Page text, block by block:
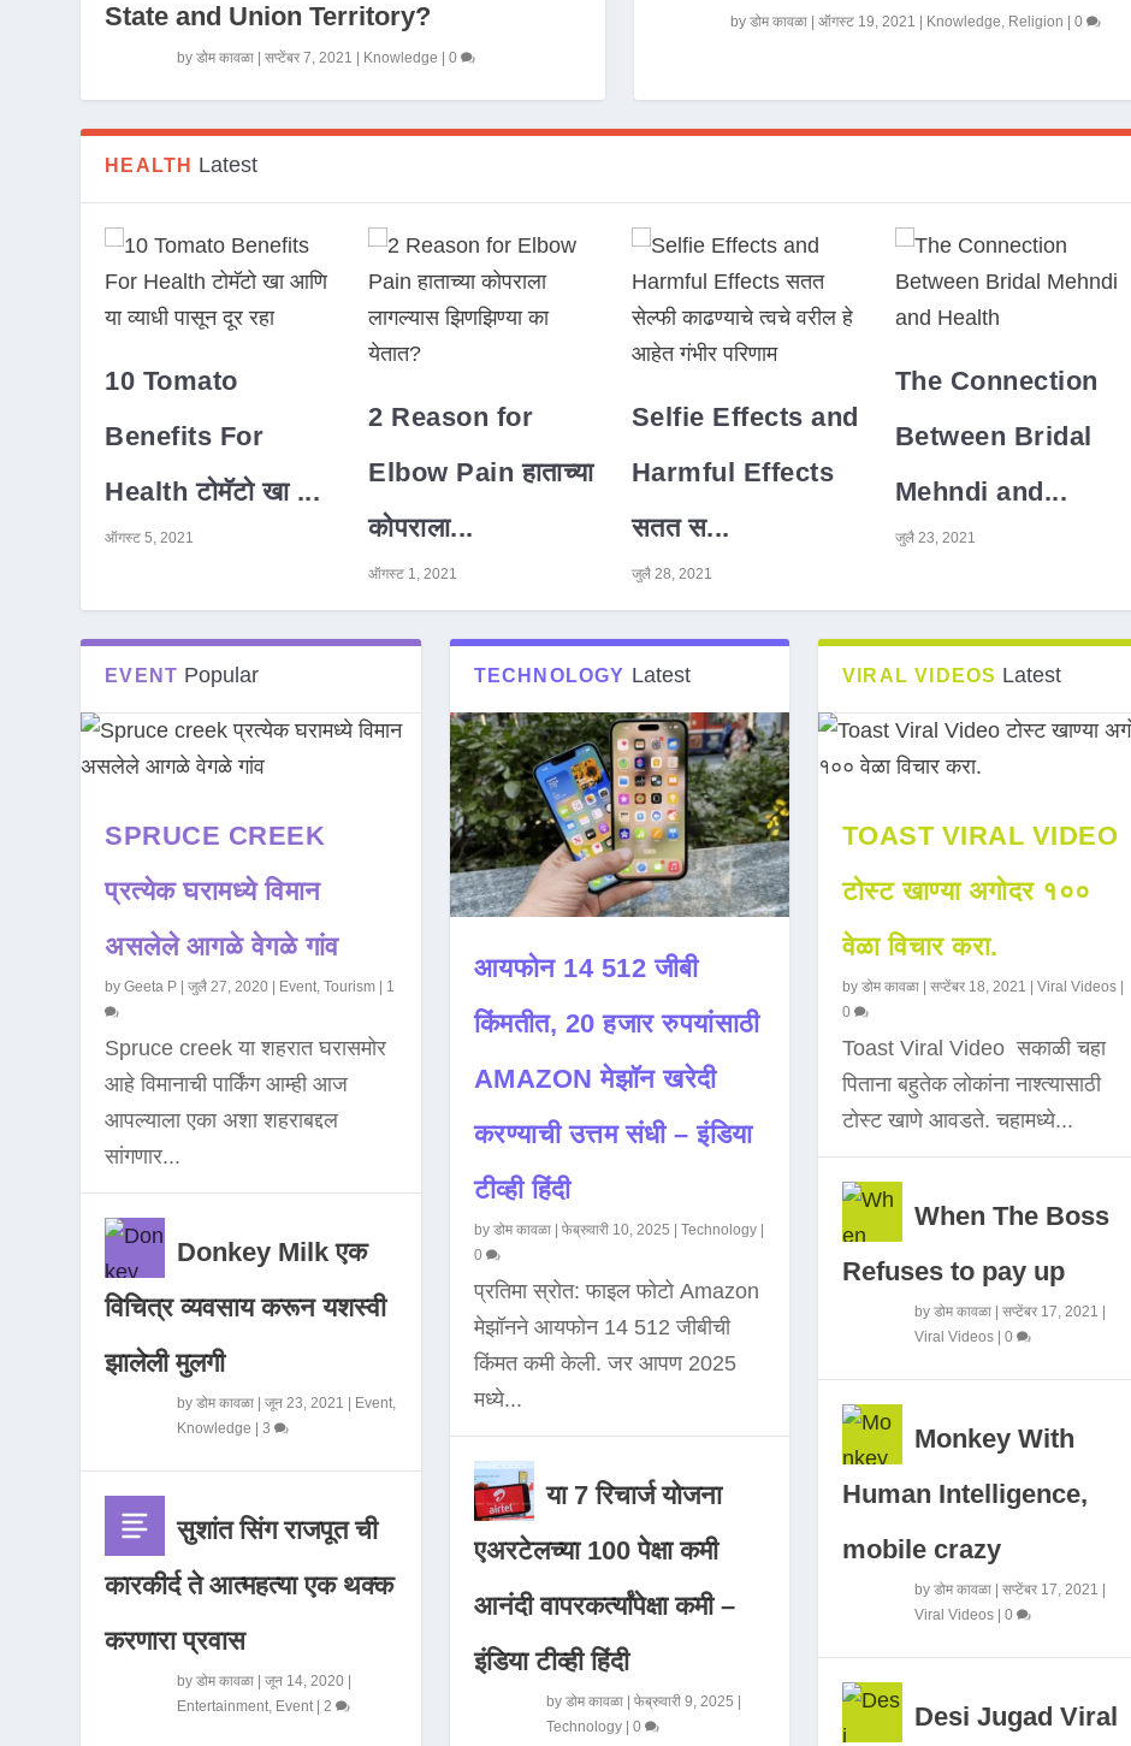
State and Union Territory?
byडोम कावळा |सप्टेंबर 7, 2021 Knowledge |0
by डोम कावळा| ऑगस्ट 19, 2021 Knowledge, Religion 0
HEALTH Latest
10 Tomato
Benefits For
Health टोमॅटो खा ...
ऑगस्ट 5, 2021
2 Reason for
Elbow Pain हाताच्या
कोपराला...
ऑगस्ट 1, 2021
Selfie Effects and
Harmful Effects
सतत स...
जुलै 28, 2021
The Connection
Between Bridal
Mehndi and...
जुलै 23, 2021
EVENT Popular
SPRUCE CREEK
प्रत्येक घरामध्ये विमान
असलेले आगळे वेगळे गांव
byGeeta P |जुलै 27, 2020 Event,Tourism 1
Spruce creek या शहरात घरासमोर
आहे विमानाची पार्किंग आम्ही आज
आपल्याला एका अशा शहराबद्दल
सांगणार...
Donkey Milk एक
विचित्र व्यवसाय करून यशस्वी
झालेली मुलगी
byडोम कावळा |जून 23, 2021 Event,
Knowledge |3
सुशांत सिंग राजपूत ची
कारकीर्द ते आत्महत्या एक थक्क
करणारा प्रवास
byडोम कावळा |जून 14, 2020
Entertainment, Event|2
TECHNOLOGY Latest
आयफोन 14 512 जीबी
किंमतीत, 20 हजार रुपयांसाठी
AMAZON मेझॉन खरेदी
करण्याची उत्तम संधी – इंडिया
टीव्ही हिंदी
by डोम कावळा| फेब्रुवारी 10, 2025 | Technology|
0
प्रतिमा स्रोत: फाइल फोटो Amazon
मेझॉनने आयफोन 14 512 जीबीची
किंमत कमी केली. जर आपण 2025
मध्ये...
या 7 रिचार्ज योजना
एअरटेलच्या 100 पेक्षा कमी
आनंदी वापरकर्त्यांपेक्षा कमी –
इंडिया टीव्ही हिंदी
by डोम कावळा| फेब्रुवारी 9, 2025 |
Technology| 0
VIRAL VIDEOS Latest
TOAST VIRAL VIDEO
टोस्ट खाण्या अगोदर १००
वेळा विचार करा.
by डोम कावळा| सप्टेंबर 18, 2021 Viral Videos|
0
Toast Viral Video सकाळी चहा
पिताना बहुतेक लोकांना नाश्त्यासाठी
टोस्ट खाणे आवडते. चहामध्ये...
When The Boss
Refuses to pay up
by डोम कावळा| सप्टेंबर 17, 2021
Viral Videos| 0
Monkey With
Human Intelligence,
mobile crazy
by डोम कावळा| सप्टेंबर 17, 2021
Viral Videos| 0
Desi Jugad Viral